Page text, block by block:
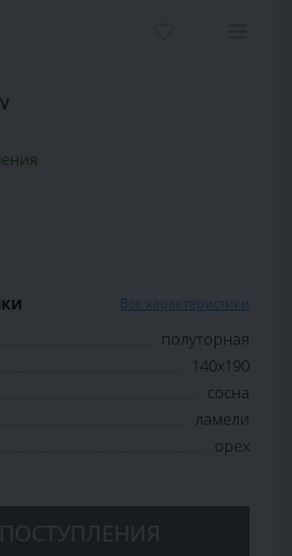
Все характеристики
полуторная
140х190
сосна
ламели
орех